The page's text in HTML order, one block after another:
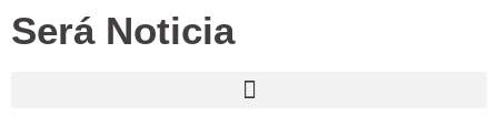
Será Noticia